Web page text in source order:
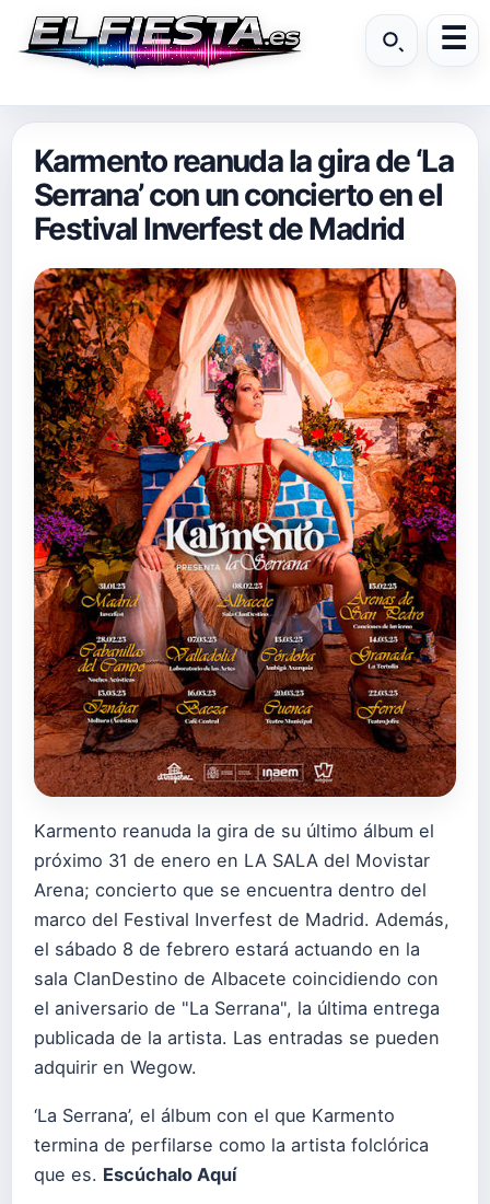
Karmento reanuda la gira de ‘La
Serrana’ con un concierto en el
Festival Inverfest de Madrid
Karmento reanuda la gira de su último álbum el
próximo 31 de enero en LA SALA del Movistar
Arena; concierto que se encuentra dentro del
marco del Festival Inverfest de Madrid. Además,
el sábado 8 de febrero estará actuando en la
sala ClanDestino de Albacete coincidiendo con
el aniversario de "La Serrana", la última entrega
publicada de la artista. Las entradas se pueden
adquirir en Wegow.
‘La Serrana’, el álbum con el que Karmento
termina de perfilarse como la artista folclórica
que es. Escúchalo Aquí